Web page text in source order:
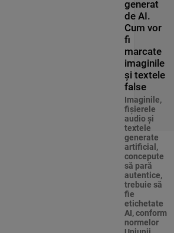
generat
de AI.
Cum vor
fi
marcate
imaginile
și textele
false
Imaginile,
fişierele
audio şi
textele
generate
artificial,
concepute
să pară
autentice,
trebuie să
fie
etichetate
AI, conform
normelor